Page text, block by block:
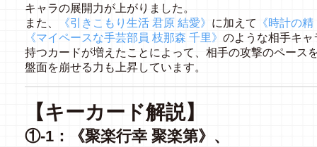
キャラの展開力が上がりました。
また、
《引きこもり生活 君原 結愛》 に加えて 《時計の精
《マイペースな手芸部員 枝那森 千里》 のような相手キ
持つカードが増えたことによって、相手の攻撃のペース
盤面を崩せる力も上昇しています。
【キーカード解説】
①-1：《聚楽行幸 聚楽第》、